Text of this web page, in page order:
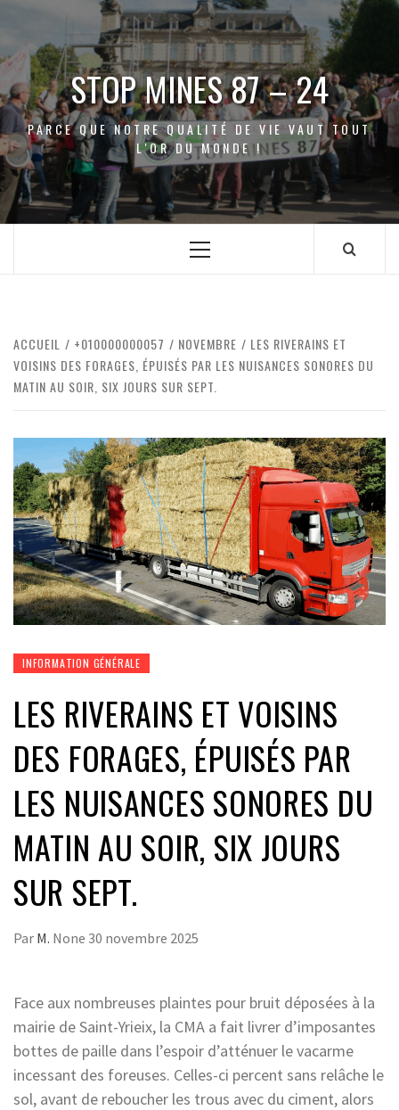
contenu
STOP MINES 87 – 24
PARCE QUE NOTRE QUALITÉ DE VIE VAUT TOUT
L'OR DU MONDE !
Menu
ACCUEIL +010000000057 NOVEMBRE
LES RIVERAINS ET
VOISINS DES FORAGES, ÉPUISÉS PAR LES NUISANCES SONORES DU
MATIN AU SOIR, SIX JOURS SUR SEPT.
INFORMATION GÉNÉRALE
LES RIVERAINS ET VOISINS
DES FORAGES, ÉPUISÉS PAR
LES NUISANCES SONORES DU
MATIN AU SOIR, SIX JOURS
SUR SEPT.
Par M. None 30 novembre 2025
Face aux nombreuses plaintes pour bruit déposées à la
mairie de Saint-Yrieix, la CMA a fait livrer d’imposantes
bottes de paille dans l’espoir d’atténuer le vacarme
incessant des foreuses. Celles-ci percent sans relâche le
sol, avant de reboucher les trous avec du ciment, alors